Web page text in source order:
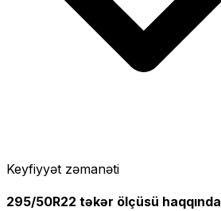
Keyfiyyət zəmanəti
295/50R22 təkər ölçüsü haqqında